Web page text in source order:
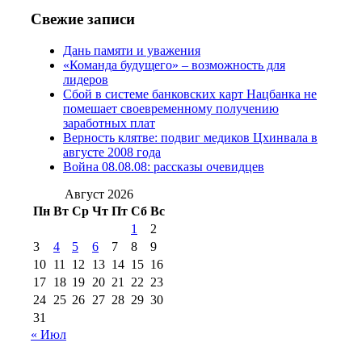
июля 2017 г
2012 г(15)№97 30 июля 2015 г
(15)№98 1 августа 2015 г
августа 2016 г(10)№98 5 июля 2014 г(10)
№98 8 августа 2013 г
августа 2012 г(14)
2017 г(9)
№99 4 августа
2016 г(12) №99 8 июля 2014 г
августа 2012 г(11)
августа 2013 г
(12)
Свежие записи
Дань памяти и уважения
«Команда будущего» – возможность для
лидеров
Сбой в системе банковских карт Нацбанка не
помешает своевременному получению
заработных плат
Верность клятве: подвиг медиков Цхинвала в
августе 2008 года
Война 08.08.08: рассказы очевидцев
Август 2026
Пн Вт Ср Чт Пт Сб Вс
1
2
3
4 5 6 7 8
9
10 11 12 13 14 15 16
17 18 19 20 21 22 23
24 25 26 27 28 29 30
31
« Июл